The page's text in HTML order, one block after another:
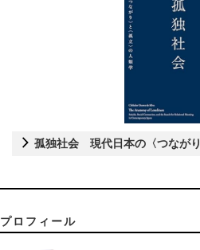
孤独社会 現代日本の〈つなが
プロフィール